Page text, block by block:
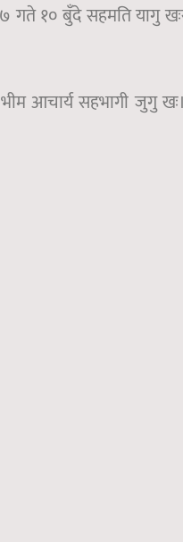
गते १० बुँदे सहमति यागु
आचार्य सहभागी जुगु